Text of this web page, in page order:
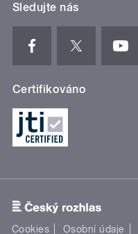
Sledujte nás
Certifikováno
Cookies Osobní údaje